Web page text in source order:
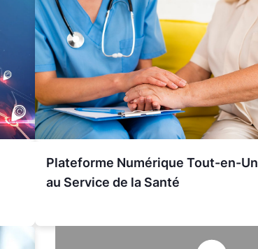
Plateforme Numérique Tout-en-Un
au Service de la Santé